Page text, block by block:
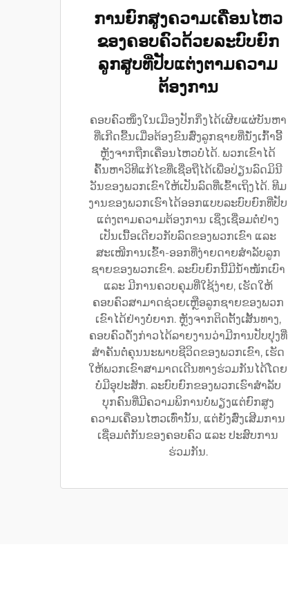
ການຍົກສູງຄວາມເຄື່ອນໄຫວ
ຂອງຄອບຄົວດ້ວຍລະບົບຍົກ
ລູກສູບທີ່ປັບແຕ່ງຕາມຄວາມ
ຕ້ອງການ
ຄອບຄົວໜຶ່ງໃນເມືອງປັກກິ່ງໄດ້ເຜີຍແຜ່ບັນຫາ
ທີ່ເກີດຂື້ນເມື່ອຕ້ອງຂົນສົ່ງລູກຊາຍທີ່ນັ່ງເກົ້າອີ້
ຫຼັງຈາກຖືກເຄື່ອນໄຫວບໍ່ໄດ້. ພວກເຂົາໄດ້
ຄົ້ນຫາວິທີແກ້ໄຂທີ່ເຊື່ອຖືໄດ້ເພື່ອປ່ຽນລົດມິນີ
ວັນຂອງພວກເຂົາໃຫ້ເປັນລົດທີ່ເຂົ້າເຖິງໄດ້. ທີມ
ງານຂອງພວກເຮົາໄດ້ອອກແບບລະບົບຍົກທີ່ປັບ
ແຕ່ງຕາມຄວາມຕ້ອງການ ເຊິ່ງເຊື່ອມຕໍ່ຢ່າງ
ເປັນເນື້ອເດີຍວກັບລົດຂອງພວກເຂົາ ແລະ
ສະເໜີການເຂົ້າ-ອອກທີ່ງ່າຍດາຍສຳລັບລູກ
ຊາຍຂອງພວກເຂົາ. ລະບົບຍົກນີ້ມີນ້ຳໜັກເບົາ
ແລະ ມີການຄວບຄຸມທີ່ໃຊ້ງ່າຍ, ເຮັດໃຫ້
ຄອບຄົວສາມາດຊ່ວຍເຫຼືອລູກຊາຍຂອງພວກ
ເຂົາໄດ້ຢ່າງບໍ່ຍາກ. ຫຼັງຈາກຕິດຕັ້ງເສັ້ນທາງ,
ຄອບຄົວດັ່ງກ່າວໄດ້ລາຍງານວ່າມີການປັບປຸງທີ່
ສຳຄັນຕໍ່ຄຸນນະພາບຊີວິດຂອງພວກເຂົາ, ເຮັດ
ໃຫ້ພວກເຂົາສາມາດເດີນທາງຮ່ວມກັນໄດ້ໂດຍ
ບໍ່ມີອຸປະສັກ. ລະບົບຍົກຂອງພວກເຮົາສຳລັບ
ບຸກຄົນທີ່ມີຄວາມພິການບໍ່ພຽງແຕ່ຍົກສູງ
ຄວາມເຄື່ອນໄຫວເທົ່ານັ້ນ, ແຕ່ຍັງສົ່ງເສີມການ
ເຊື່ອມຕໍ່ກັນຂອງຄອບຄົວ ແລະ ປະສົບການ
ຮ່ວມກັນ.